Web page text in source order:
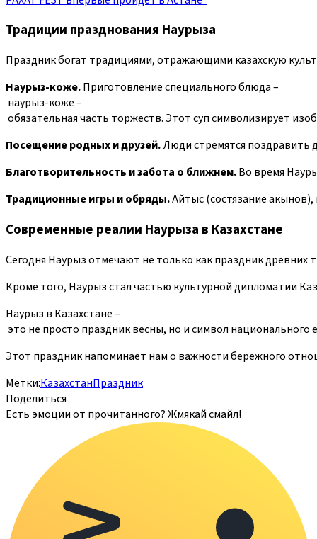
Традиции празднования Наурыза
Праздник богат традициями, отражающими казахскую
Наурыз-коже.Приготовление специального блюда –
наурыз-коже –
обязательная часть торжеств. Этот суп символизирует
Посещение родных и друзей.Люди стремятся поздравить
Благотворительность и забота о ближнем.Во время
Традиционные игры и обряды.Айтыс (состязание
Современные реалии Наурыза в Казахстане
Сегодня Наурыз отмечают не только как праздник
Кроме того, Наурыз стал частью культурной дипломатии
Наурыз в Казахстане –
это не просто праздник весны, но и символ национального
Этот праздник напоминает нам о важности бережного
Метки:КазахстанПраздник
Поделиться
Есть эмоции от прочитанного? Жмякай смайл!